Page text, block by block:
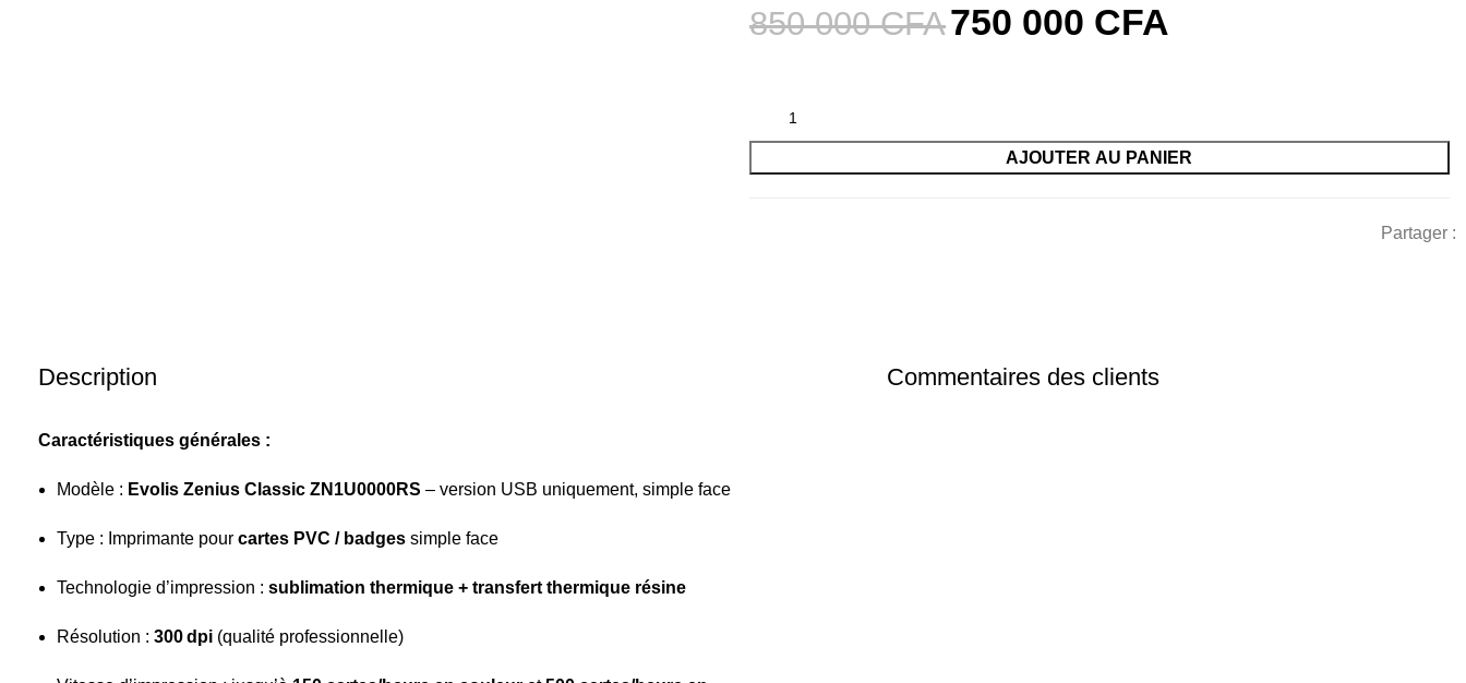
850 000CFA750 000 CFA
AJOUTER AU PANIER
Partager :
Description
Caractéristiques générales :
Modèle : Evolis Zenius Classic ZN1U0000RS – version USB uniquement, simple face
Type : Imprimante pour cartes PVC / badges simple face
Technologie d’impression : sublimation thermique + transfert thermique résine
Résolution : 300 dpi (qualité professionnelle)
Commentaires des clients